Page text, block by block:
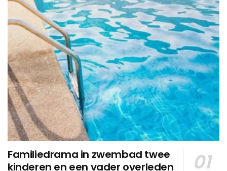
Familiedrama in zwembad twee
kinderen en een vader overleden